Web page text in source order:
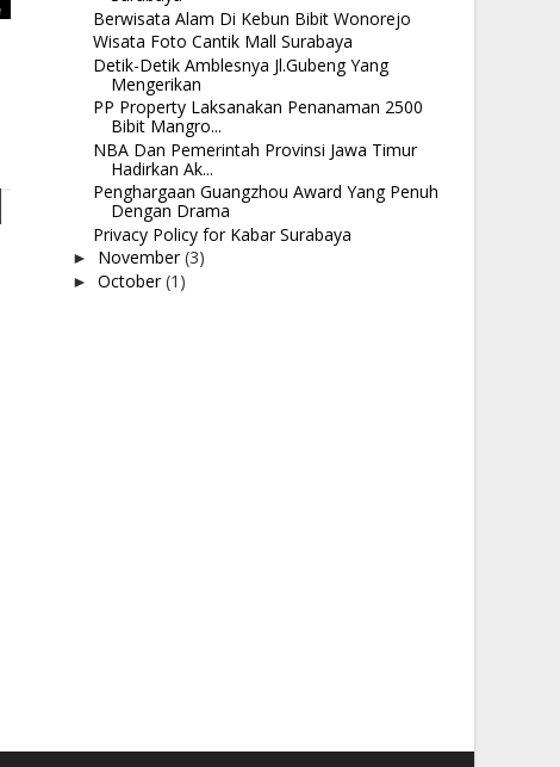
Berwisata Alam Di Kebun Bibit Wonorejo
Wisata Foto Cantik Mall Surabaya
Detik-Detik Amblesnya Jl.Gubeng Yang
Mengerikan
PP Property Laksanakan Penanaman 2500
Bibit Mangro...
NBA Dan Pemerintah Provinsi Jawa Timur
Hadirkan Ak...
Penghargaan Guangzhou Award Yang Penuh
Dengan Drama
Privacy Policy for Kabar Surabaya
► November(3)
► October(1)